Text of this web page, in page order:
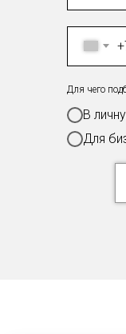
Для чего
В
Для